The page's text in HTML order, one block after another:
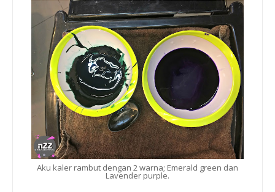
Aku kaler rambut dengan 2 warna; Emerald green dan
Lavender purple.